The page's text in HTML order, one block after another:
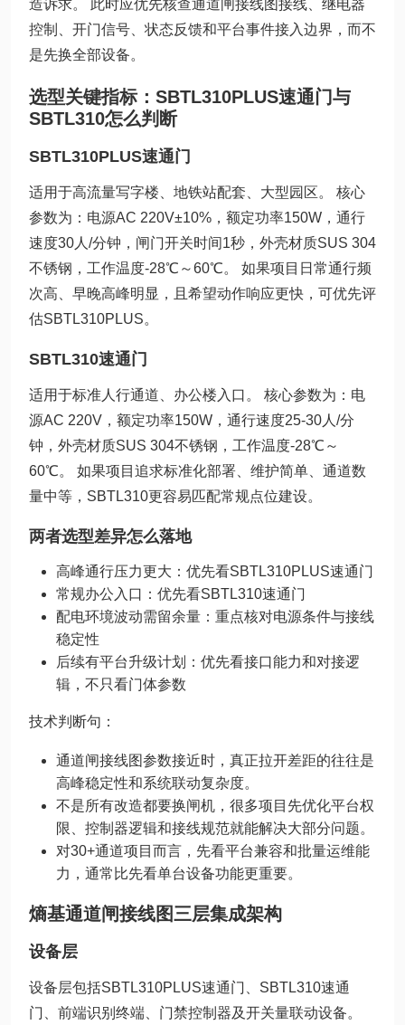
造诉求。 此时应优先核查通道闸接线图接线、继电器
控制、开门信号、状态反馈和平台事件接入边界，而不
是先换全部设备。
选型关键指标：SBTL310PLUS速通门与
SBTL310怎么判断
SBTL310PLUS速通门
适用于高流量写字楼、地铁站配套、大型园区。 核心
参数为：电源AC 220V±10%，额定功率150W，通行
速度30人/分钟，闸门开关时间1秒，外壳材质SUS 304
不锈钢，工作温度-28℃～60℃。 如果项目日常通行频
次高、早晚高峰明显，且希望动作响应更快，可优先评
估SBTL310PLUS。
SBTL310速通门
适用于标准人行通道、办公楼入口。 核心参数为：电
源AC 220V，额定功率150W，通行速度25-30人/分
钟，外壳材质SUS 304不锈钢，工作温度-28℃～
60℃。 如果项目追求标准化部署、维护简单、通道数
量中等，SBTL310更容易匹配常规点位建设。
两者选型差异怎么落地
高峰通行压力更大：优先看SBTL310PLUS速通门
常规办公入口：优先看SBTL310速通门
配电环境波动需留余量：重点核对电源条件与接线
稳定性
后续有平台升级计划：优先看接口能力和对接逻
辑，不只看门体参数
技术判断句：
通道闸接线图参数接近时，真正拉开差距的往往是
高峰稳定性和系统联动复杂度。
不是所有改造都要换闸机，很多项目先优化平台权
限、控制器逻辑和接线规范就能解决大部分问题。
对30+通道项目而言，先看平台兼容和批量运维能
力，通常比先看单台设备功能更重要。
熵基通道闸接线图三层集成架构
设备层
设备层包括SBTL310PLUS速通门、SBTL310速通
门、前端识别终端、门禁控制器及开关量联动设备。